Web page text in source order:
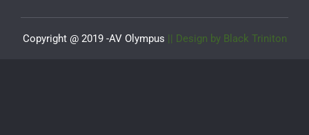
Copyright @ 2019 -AV Olympus || Design by Black Triniton